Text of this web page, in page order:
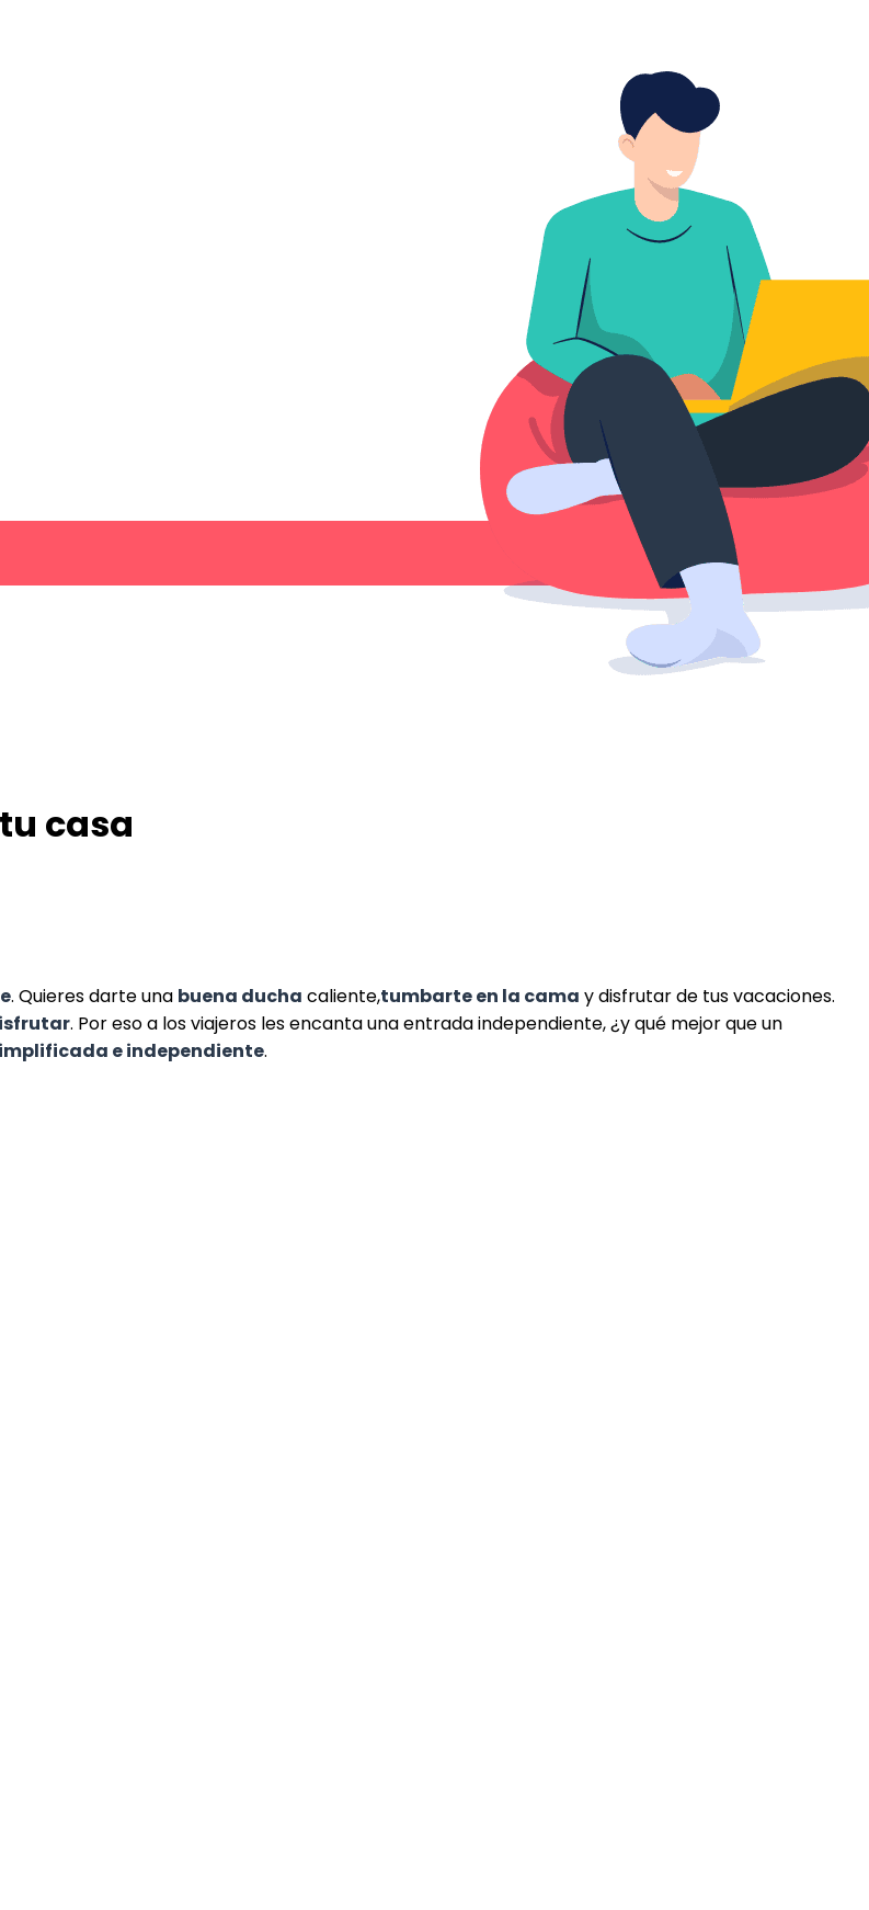
casa
. Quieres darte una buena ducha caliente,tumbarte en la cama y disfrutar de tus vacaciones.
. Por eso a los viajeros les encanta una entrada independiente, ¿y qué mejor que un
e independiente.